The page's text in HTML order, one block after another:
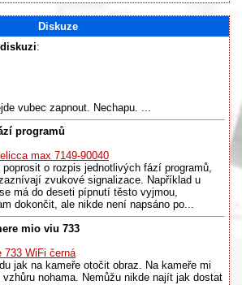
Diskuze
:
vubec zapnout. Nechapu. ...
programů
max 7149-90040
o rozpis jednotlivých fází programů,
zvukové signalizace. Například u
má do deseti pípnutí těsto vyjmou,
dokončit, ale nikde není napsáno po...
mio viu 733
733 WiFi černá
jak na kameře otočit obraz. Na kameře mi
nohama. Nemůžu nikde najít jak dostat